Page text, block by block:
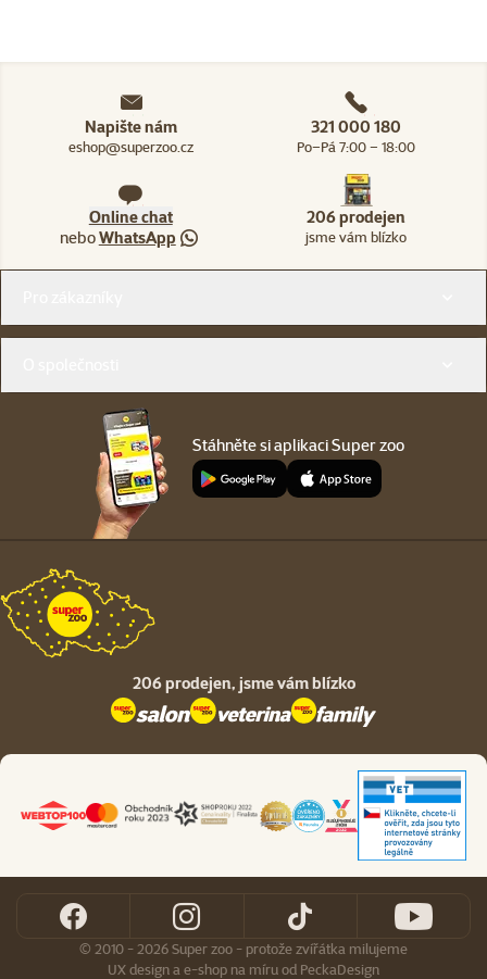
Napište nám
eshop@superzoo.cz
321 000 180
Po–Pá 7:00 – 18:00
Online chat
neboWhatsApp
206 prodejen
jsme vám blízko
Stáhněte si aplikaci Super zoo
206 prodejen, jsme vám blízko
© 2010 - 2026 Super zoo - protože zvířátka milujeme
UX designa e-shop na míruod PeckaDesign